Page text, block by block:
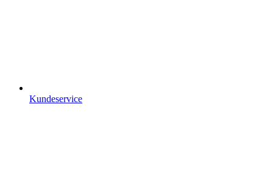
Kundeservice